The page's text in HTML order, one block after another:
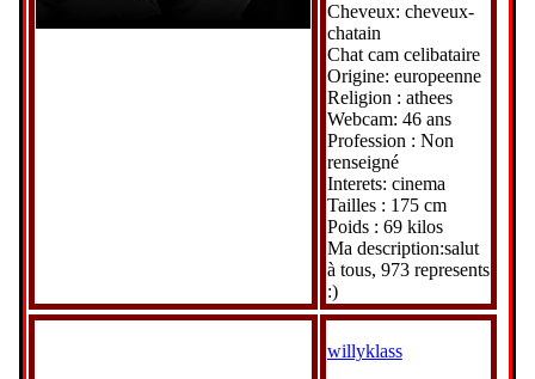
Cheveux: cheveux-
chatain
Chat cam celibataire
Origine: europeenne
Religion : athees
Webcam: 46 ans
Profession : Non
renseigné
Interets: cinema
Tailles : 175 cm
Poids : 69 kilos
Ma description:salut
à tous, 973 represents
:)
willyklass